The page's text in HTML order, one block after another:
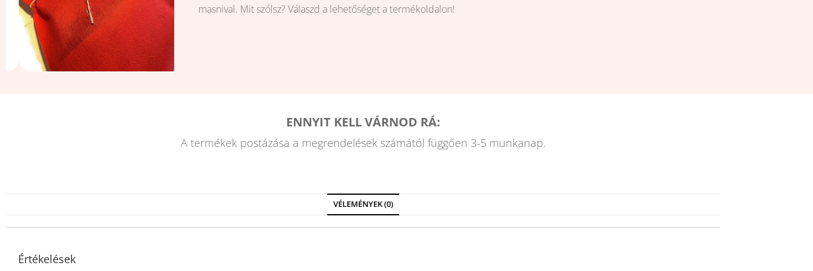
masnival. Mit szólsz? Válaszd a lehetőséget a termékoldalon!
ENNYIT KELL VÁRNOD RÁ:
A termékek postázása a megrendelések számától függően 3-5 munkanap.
VÉLEMÉNYEK (0)
Értékelések